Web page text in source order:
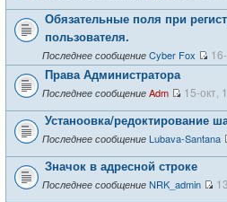
Обязательные поля при
пользователя.
Последнее сообщение Cyber Fox
Права Администратора
Последнее сообщение Adm 15-окт,
Устаноовка/редоктирование
Последнее сообщение Lubava-Santana
Значок в адресной строке
Последнее сообщение NRK_admin